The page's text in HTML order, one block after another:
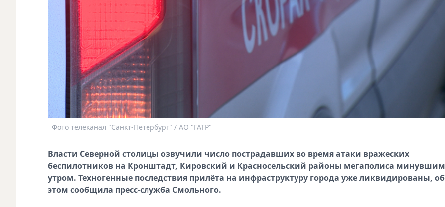
Фото телеканал "Санкт-Петербург" / АО "ГАТР"
Власти Северной столицы озвучили число пострадавших во время атаки вражеских
беспилотников на Кронштадт, Кировский и Красносельский районы мегаполиса минувшим
утром. Техногенные последствия прилёта на инфраструктуру города уже ликвидированы, об
этом сообщила пресс-служба Смольного.